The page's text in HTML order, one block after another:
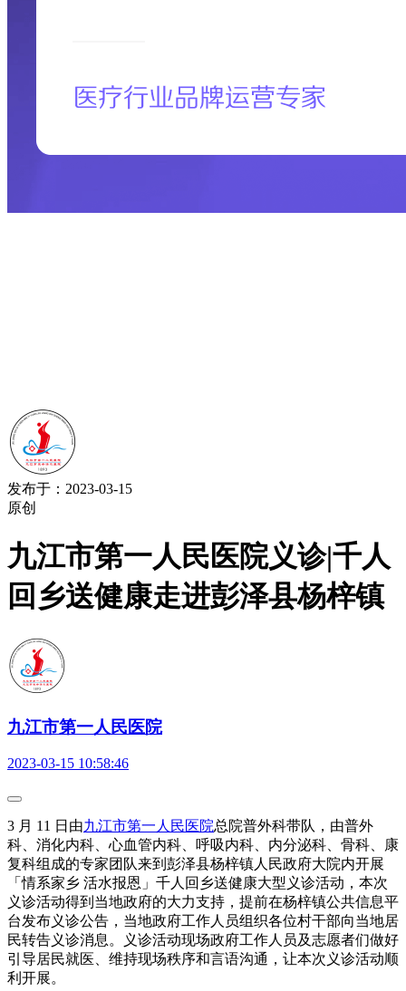
发布于：2023-03-15
原创
九江市第一人民医院义诊|千人
回乡送健康走进彭泽县杨梓镇
九江市第一人民医院
2023-03-15 10:58:46
3 月 11 日由九江市第一人民医院总院普外科带队，由普外
科、消化内科、心血管内科、呼吸内科、内分泌科、骨科、康
复科组成的专家团队来到彭泽县杨梓镇人民政府大院内开展
「情系家乡 活水报恩」千人回乡送健康大型义诊活动，本次
义诊活动得到当地政府的大力支持，提前在杨梓镇公共信息平
台发布义诊公告，当地政府工作人员组织各位村干部向当地居
民转告义诊消息。义诊活动现场政府工作人员及志愿者们做好
引导居民就医、维持现场秩序和言语沟通，让本次义诊活动顺
利开展。